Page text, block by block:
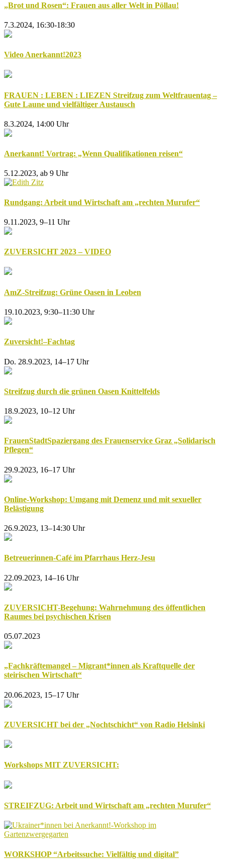
„Brot und Rosen“: Frauen aus aller Welt in Pöllau!
7.3.2024, 16:30-18:30
Video Anerkannt!2023
FRAUEN : LEBEN : LIEZEN Streifzug zum Weltfrauentag –
Gute Laune und vielfältiger Austausch
8.3.2024, 14:00 Uhr
Anerkannt! Vortrag: „Wenn Qualifikationen reisen“
5.12.2023, ab 9 Uhr
Rundgang: Arbeit und Wirtschaft am „rechten Murufer“
9.11.2023, 9–11 Uhr
ZUVERSICHT 2023 – VIDEO
AmZ-Streifzug: Grüne Oasen in Leoben
19.10.2023, 9:30–11:30 Uhr
Zuversicht!–Fachtag
Do. 28.9.2023, 14–17 Uhr
Streifzug durch die grünen Oasen Knittelfelds
18.9.2023, 10–12 Uhr
FrauenStadtSpaziergang des Frauenservice Graz „Solidarisch
Pflegen“
29.9.2023, 16–17 Uhr
Online-Workshop: Umgang mit Demenz und mit sexueller
Belästigung
26.9.2023, 13–14:30 Uhr
Betreuerinnen-Café im Pfarrhaus Herz-Jesu
22.09.2023, 14–16 Uhr
ZUVERSICHT-Begehung: Wahrnehmung des öffentlichen
Raumes bei psychischen Krisen
05.07.2023
„Fachkräftemangel – Migrant*innen als Kraftquelle der
steirischen Wirtschaft“
20.06.2023, 15–17 Uhr
ZUVERSICHT bei der „Nochtschicht“ von Radio Helsinki
Workshops MIT ZUVERSICHT:
STREIFZUG: Arbeit und Wirtschaft am „rechten Murufer“
WORKSHOP “Arbeitssuche: Vielfältig und digital”